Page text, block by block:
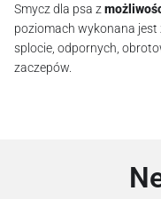
Smycz dla psa z
poziomach wykonana jest
splocie, odpornych,
zaczepów.